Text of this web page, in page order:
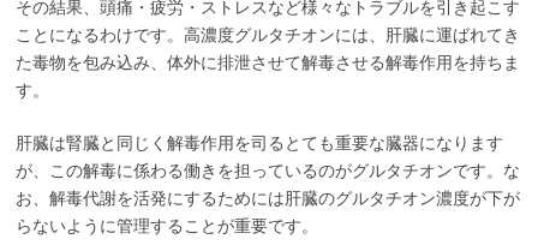
その結果、頭痛・疲労・ストレスなど様々なトラブルを引き起こす
ことになるわけです。高濃度グルタチオンには、肝臓に運ばれてき
た毒物を包み込み、体外に排泄させて解毒させる解毒作用を持ちま
す。
肝臓は腎臓と同じく解毒作用を司るとても重要な臓器になります
が、この解毒に係わる働きを担っているのがグルタチオンです。な
お、解毒代謝を活発にするためには肝臓のグルタチオン濃度が下が
らないように管理することが重要です。